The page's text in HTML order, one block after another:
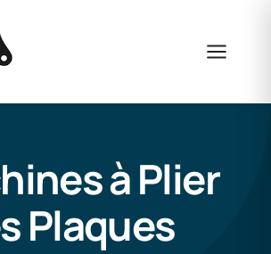
à Plier
Plaques